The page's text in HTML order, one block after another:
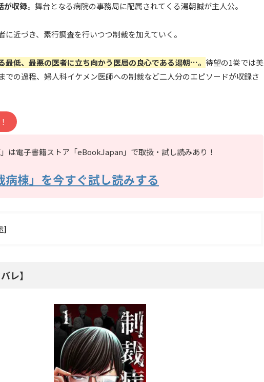
が収録。舞台となる病院の事務局に配属されてくる湯朝誠が主人公。
に近づき、素行調査を行いつつ制裁を加えていく。
最低、最悪の医者に立ち向かう医局の良心である湯朝…。 待望の1巻では美
での過程、婦人科イケメン医師への制裁など二人分のエピソードが収録さ
は電子書籍ストア「eBookJapan」で取扱・試し読みあり！
病棟」を今すぐ試し読みする
]
レ】